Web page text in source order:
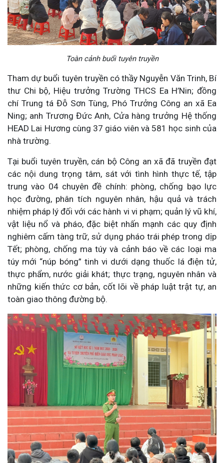
Toàn cảnh buổi tuyên truyền
Tham dự buổi tuyên truyền có thầy Nguyễn Văn Trinh, Bí
thư Chi bộ, Hiệu trưởng Trường THCS Ea H’Nin; đồng
chí Trung tá Đỗ Sơn Tùng, Phó Trưởng Công an xã Ea
Ning; anh Trương Đức Anh, Cửa hàng trưởng Hệ thống
HEAD Lai Hương cùng 37 giáo viên và 581 học sinh của
nhà trường.
Tại buổi tuyên truyền, cán bộ Công an xã đã truyền đạt
các nội dung trọng tâm, sát với tình hình thực tế, tập
trung vào 04 chuyên đề chính: phòng, chống bạo lực
học đường, phân tích nguyên nhân, hậu quả và trách
nhiệm pháp lý đối với các hành vi vi phạm; quản lý vũ khí,
vật liệu nổ và pháo, đặc biệt nhấn mạnh các quy định
nghiêm cấm tàng trữ, sử dụng pháo trái phép trong dịp
Tết; phòng, chống ma túy và cảnh báo về các loại ma
túy mới “núp bóng” tinh vi dưới dạng thuốc lá điện tử,
thực phẩm, nước giải khát; thực trạng, nguyên nhân và
những kiến thức cơ bản, cốt lõi về pháp luật trật tự, an
toàn giao thông đường bộ.